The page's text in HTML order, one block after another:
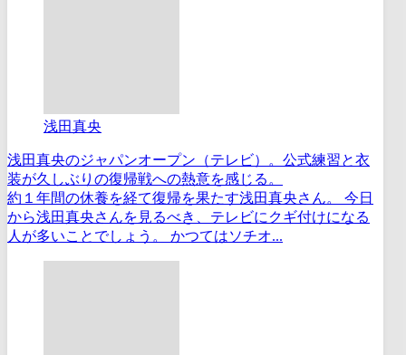
浅田真央
浅田真央のジャパンオープン（テレビ）。公式練習と衣
装が久しぶりの復帰戦への熱意を感じる。
約１年間の休養を経て復帰を果たす浅田真央さん。 今日
から浅田真央さんを見るべき、テレビにクギ付けになる
人が多いことでしょう。 かつてはソチオ...